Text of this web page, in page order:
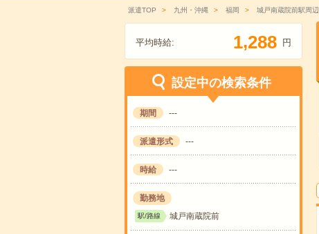
派遣TOP 九州・沖縄 福岡 城戸南蔵院前駅周辺
平均時給: 1,288 円
設定中の検索条件
期間 ---
派遣形式 ---
時給 ---
勤務地
駅/路線 城戸南蔵院前